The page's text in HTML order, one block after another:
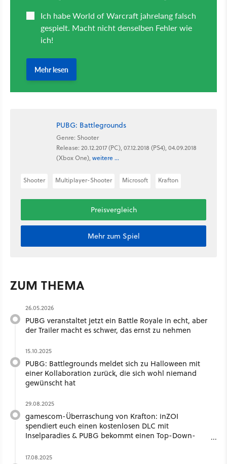
PUBG: Battlegrounds
Genre: Shooter
Release: 20.12.2017 (PC), 07.12.2018 (PS4), 04.09.2018
(Xbox One), weitere ...
Shooter Multiplayer-Shooter Microsoft Krafton
Preisvergleich
Mehr zum Spiel
ZUM THEMA
26.05.2026
PUBG veranstaltet jetzt ein Battle Royale in echt, aber
der Trailer macht es schwer, das ernst zu nehmen
15.10.2025
PUBG: Battlegrounds meldet sich zu Halloween mit
einer Kollaboration zurück, die sich wohl niemand
gewünscht hat
29.08.2025
gamescom-Überraschung von Krafton: inZOI
spendiert euch einen kostenlosen DLC mit
Inselparadies & PUBG bekommt einen Top-Down-
17.08.2025